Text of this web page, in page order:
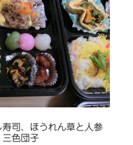
司、ほうれん草と人参
三色団子